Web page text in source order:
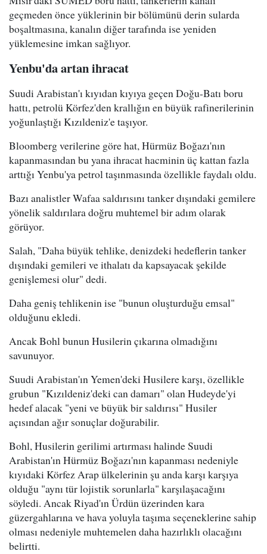
geçmeden önce yüklerinin bir bölümünü derin sularda
boşaltmasına, kanalın diğer tarafında ise yeniden
yüklemesine imkan sağlıyor.
Yenbu'da artan ihracat
Suudi Arabistan'ı kıyıdan kıyıya geçen Doğu-Batı boru
hattı, petrolü Körfez'den krallığın en büyük rafinerilerinin
yoğunlaştığı Kızıldeniz'e taşıyor.
Bloomberg verilerine göre hat, Hürmüz Boğazı'nın
kapanmasından bu yana ihracat hacminin üç kattan fazla
arttığı Yenbu'ya petrol taşınmasında özellikle faydalı oldu.
Bazı analistler Wafaa saldırısını tanker dışındaki gemilere
yönelik saldırılara doğru muhtemel bir adım olarak
görüyor.
Salah, "Daha büyük tehlike, denizdeki hedeflerin tanker
dışındaki gemileri ve ithalatı da kapsayacak şekilde
genişlemesi olur" dedi.
Daha geniş tehlikenin ise "bunun oluşturduğu emsal"
olduğunu ekledi.
Ancak Bohl bunun Husilerin çıkarına olmadığını
savunuyor.
Suudi Arabistan'ın Yemen'deki Husilere karşı, özellikle
grubun "Kızıldeniz'deki can damarı" olan Hudeyde'yi
hedef alacak "yeni ve büyük bir saldırısı" Husiler
açısından ağır sonuçlar doğurabilir.
Bohl, Husilerin gerilimi artırması halinde Suudi
Arabistan'ın Hürmüz Boğazı'nın kapanması nedeniyle
kıyıdaki Körfez Arap ülkelerinin şu anda karşı karşıya
olduğu "aynı tür lojistik sorunlarla" karşılaşacağını
söyledi. Ancak Riyad'ın Ürdün üzerinden kara
güzergahlarına ve hava yoluyla taşıma seçeneklerine sahip
olması nedeniyle muhtemelen daha hazırlıklı olacağını
belirtti.